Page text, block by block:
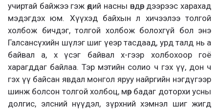
учиртай байжээ гэж өдий насны өндөр дээрээс харахад
мэдэгдэх юм. Хүүхэд байхын л хичээлээ толгой
холбож бичдэг, толгой холбож болохгүй бол энэ
Галсансүхийн шүлэг шиг үеэр тасдаад, урд талд нь а
байвал а, х үсэг байвал х-гээр холбохоор гоё
харагддаг байлаа. Тэр мэтийн солио ч гэх үү, дон ч
гэх үү байсан явдал монгол яруу найргийн нэгдүгээр
шинж болсон толгой холбоц, мөр бадаг доторхи усны
долгис, элсний нүүдэл, зүрхний хэмнэл шиг жигд